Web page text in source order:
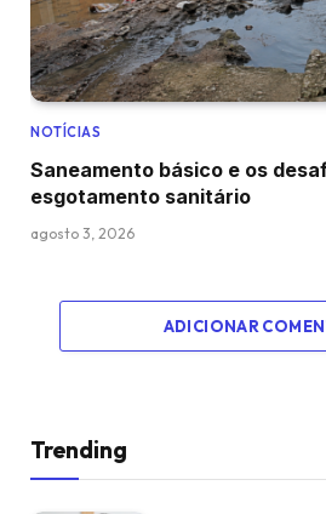
NOTÍCIAS
Saneamento básico e os
esgotamento sanitário
agosto 3, 2026
ADICIONAR
Trending